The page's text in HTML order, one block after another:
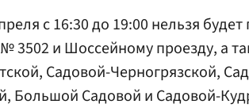
с 16:30 до 19:00 нельзя
3502 и Шоссейному проезду, а
Садовой-Черногрязской,
Большой Садовой и Садовой-